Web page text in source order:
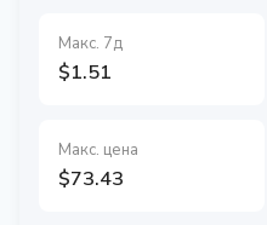
Макс. 7д
$1.51
Макс. цена
$73.43